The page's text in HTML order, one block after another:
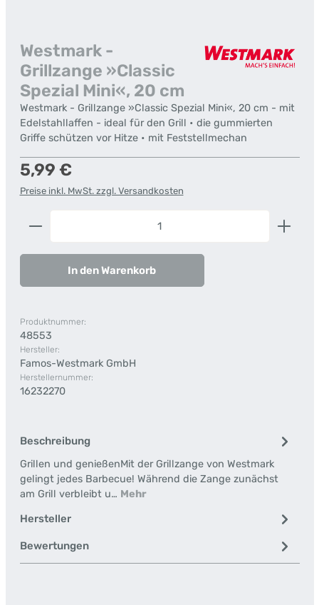
Westmark -
Grillzange »Classic
Spezial Mini«, 20 cm
Westmark - Grillzange »Classic Spezial Mini«, 20 cm - mit
Edelstahllaffen - ideal für den Grill • die gummierten
Griffe schützen vor Hitze • mit Feststellmechan
Regulärer Preis:
5,99 €
Preise inkl. MwSt. zzgl. Versandkosten
Produkt Anzahl: Gib den gewünschten Wert ein
In den Warenkorb
Produktnummer:
48553
Hersteller:
Famos-Westmark GmbH
Herstellernummer:
16232270
Beschreibung
Grillen und genießenMit der Grillzange von Westmark
gelingt jedes Barbecue! Während die Zange zunächst
am Grill verbleibt u… Mehr
Hersteller
Bewertungen